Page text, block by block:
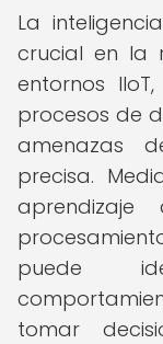
La
crucial en la
entornos
procesos de
amenazas
precisa.
puede
tomar